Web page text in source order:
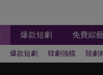
爆款短劇 免費綜藝
爆款短劇 韓劇強檔 陸劇